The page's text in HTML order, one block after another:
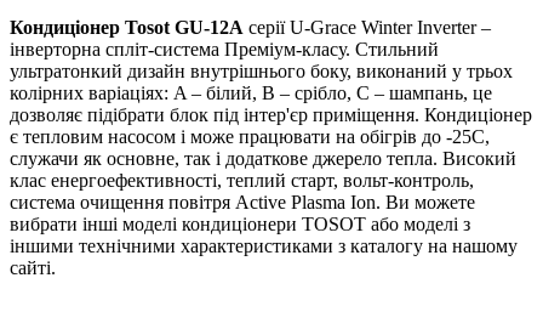
Кондиціонер Tosot GU-12A серії U-Grace Winter Inverter –
інверторна спліт-система Преміум-класу. Стильний
ультратонкий дизайн внутрішнього боку, виконаний у трьох
колірних варіаціях: A – білий, B – срібло, C – шампань, це
дозволяє підібрати блок під інтер'єр приміщення. Кондиціонер
є тепловим насосом і може працювати на обігрів до -25С,
служачи як основне, так і додаткове джерело тепла. Високий
клас енергоефективності, теплий старт, вольт-контроль,
система очищення повітря Active Plasma Ion. Ви можете
вибрати інші моделі кондиціонери TOSOT або моделі з
іншими технічними характеристиками з каталогу на нашому
сайті.